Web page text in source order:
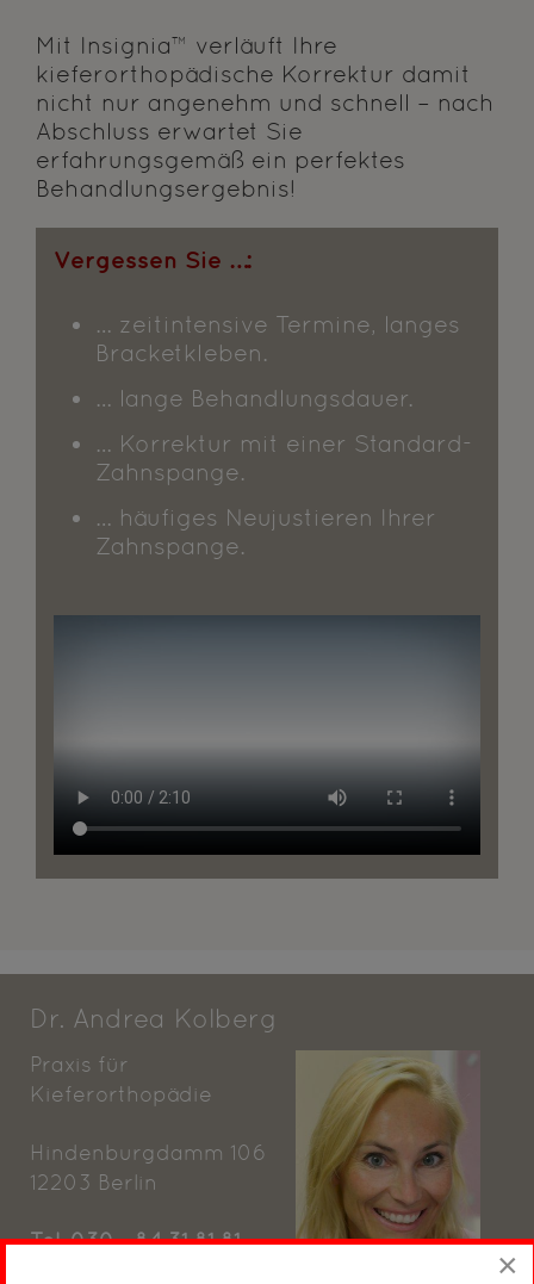
Mit Insignia™ verläuft Ihre
kieferorthopädische Korrektur damit
nicht nur angenehm und schnell – nach
Abschluss erwartet Sie
erfahrungsgemäß ein perfektes
Behandlungsergebnis!
Vergessen Sie …:
… zeitintensive Termine, langes
Bracketkleben.
… lange Behandlungsdauer.
… Korrektur mit einer Standard-
Zahnspange.
… häufiges Neujustieren Ihrer
Zahnspange.
Dr. Andrea Kolberg
Praxis für
Kieferorthopädie
Hindenburgdamm 106
12203 Berlin
Tel. 030 - 84 31 81 81
×